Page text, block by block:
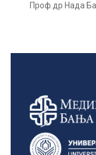
Проф.др Нада